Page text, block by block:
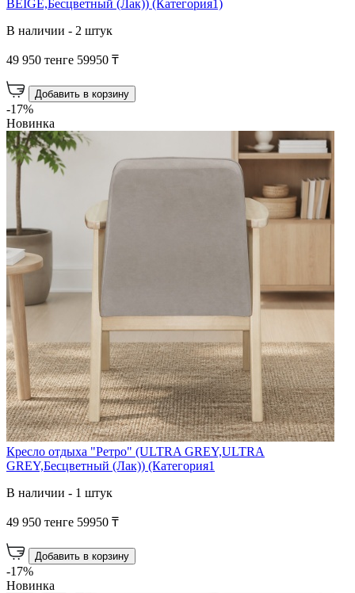
BEIGE,Бесцветный (Лак)) (Категория1)
В наличии - 2 штук
49 950 тенге 59950 ₸
Добавить в корзину
-17%
Новинка
Кресло отдыха "Ретро" (ULTRA GREY,ULTRA
GREY,Бесцветный (Лак)) (Категория1
В наличии - 1 штук
49 950 тенге 59950 ₸
Добавить в корзину
-17%
Новинка